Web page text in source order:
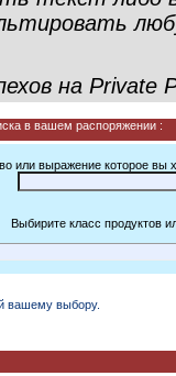
на Private
в вашем распоряжении :
или выражение которое вы
класс
вашему выбору.